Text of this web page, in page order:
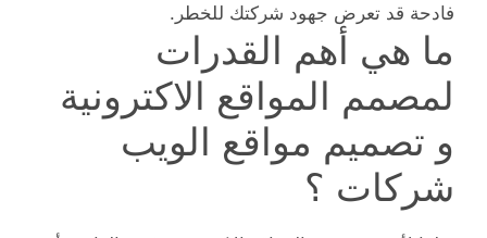
فادحة قد تعرض جهود شركتك للخطر.
ما هي أهم القدرات
لمصمم المواقع الاكترونية
و تصميم مواقع الويب
شركات ؟